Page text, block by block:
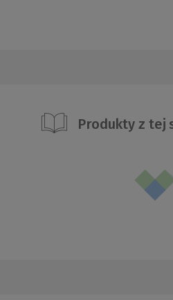
Produkty z tej